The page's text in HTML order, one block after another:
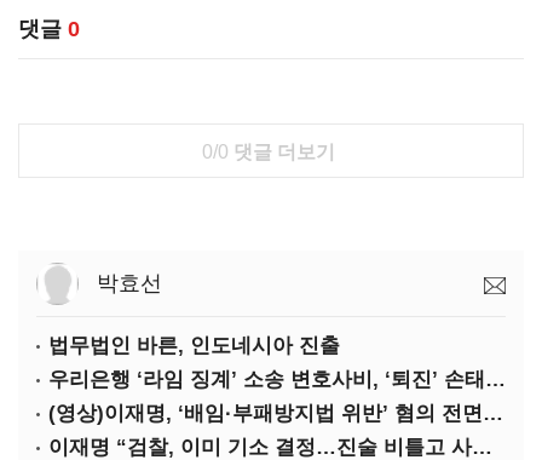
댓글 0
0/0 댓글 더보기
박효선
법무법인 바른, 인도네시아 진출
우리은행 ‘라임 징계’ 소송 변호사비, ‘퇴진’ 손태승 회장 개인이 납부하나
(영상)이재명, ‘배임·부패방지법 위반’ 혐의 전면 반박(종합)
이재명 “검찰, 이미 기소 결정…진술 비틀고 사건 조작에 악용”